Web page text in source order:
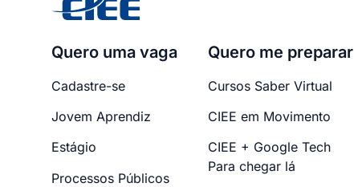
Quero uma vaga
Cadastre-se
Jovem Aprendiz
Estágio
Processos Públicos
Quero me preparar
Cursos Saber Virtual
CIEE em Movimento
CIEE + Google Tech
Para chegar lá